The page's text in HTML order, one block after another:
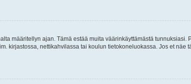
määritellyn ajan. Tämä estää muita väärinkäyttämästä tunnuksiasi.
kirjastossa, nettikahvilassa tai koulun tietokoneluokassa. Jos et näe